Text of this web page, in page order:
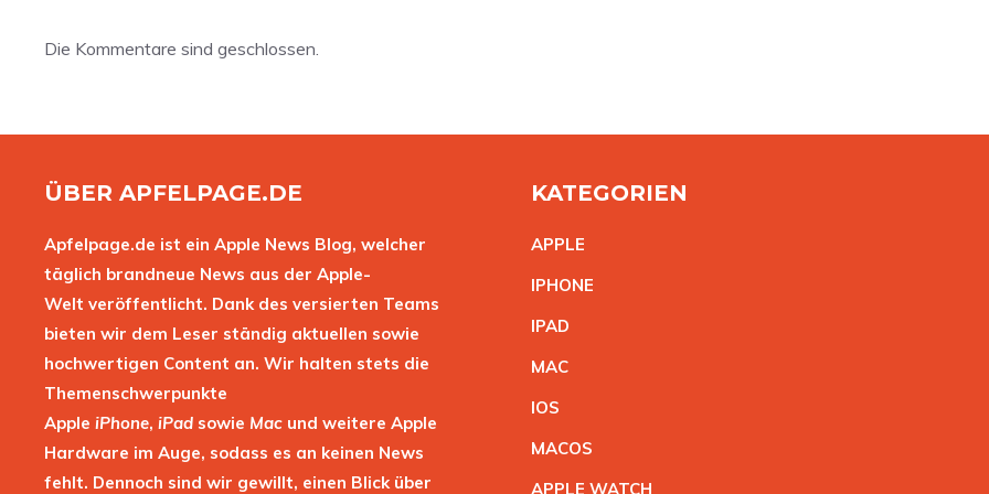
Die Kommentare sind geschlossen.
ÜBER APFELPAGE.DE
Apfelpage.de ist ein Apple News Blog, welcher
täglich brandneue News aus der Apple-
Welt veröffentlicht. Dank des versierten Teams
bieten wir dem Leser ständig aktuellen sowie
hochwertigen Content an. Wir halten stets die
Themenschwerpunkte
Apple iPhone, iPad sowie Mac und weitere Apple
Hardware im Auge, sodass es an keinen News
fehlt. Dennoch sind wir gewillt, einen Blick über
KATEGORIEN
APPLE
IPHONE
IPAD
MAC
IOS
MACOS
APPLE WATCH